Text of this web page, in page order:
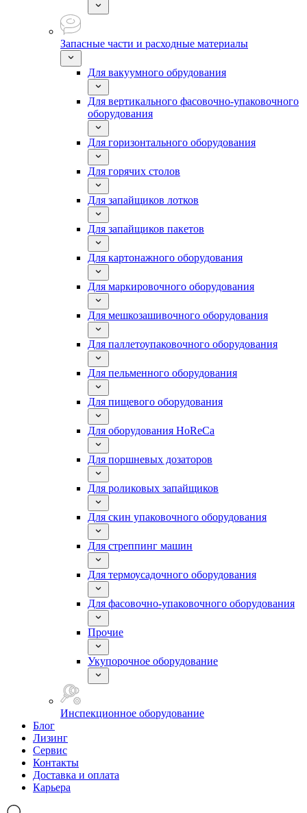
Запасные части и расходные материалы
Для вакуумного обрудования
Для вертикального фасовочно-упаковочного
оборудования
Для горизонтального оборудования
Для горячих столов
Для запайщиков лотков
Для запайщиков пакетов
Для картонажного оборудования
Для маркировочного оборудования
Для мешкозашивочного оборудования
Для паллетоупаковочного оборудования
Для пельменного оборудования
Для пищевого оборудования
Для оборудования HoReCa
Для поршневых дозаторов
Для роликовых запайщиков
Для скин упаковочного оборудования
Для стреппинг машин
Для термоусадочного оборудования
Для фасовочно-упаковочного оборудования
Прочие
Укупорочное оборудование
Инспекционное оборудование
Блог
Лизинг
Сервис
Контакты
Доставка и оплата
Карьера